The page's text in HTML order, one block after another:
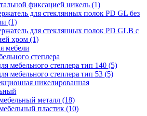
фиксацией никель (1)
для стеклянных полок PD GL без
(1)
для стеклянных полок PD GLВ с
хром (1)
мебели
степлера
мебельного степлера тип 140 (5)
мебельного степлера тип 53 (5)
никелированная
металл (18)
пластик (10)